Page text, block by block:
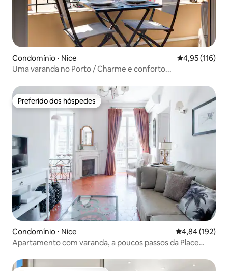
Condomínio ⋅ Nice 4,95 de uma
4,95 (116)
Uma varanda no Porto / Charme e conforto...
Preferido dos hóspedes
Preferido dos hóspedes
Condomínio ⋅ Nice 4,84 de uma
4,84 (192)
Apartamento com varanda, a poucos passos da Place